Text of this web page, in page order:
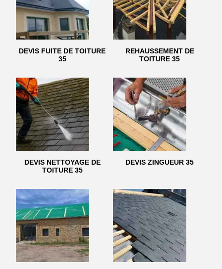
DEVIS FUITE DE TOITURE
35
REHAUSSEMENT DE
TOITURE 35
DEVIS NETTOYAGE DE
TOITURE 35
DEVIS ZINGUEUR 35